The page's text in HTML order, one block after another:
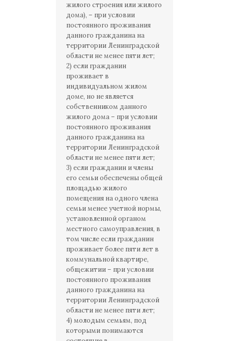
жилого строения или жилого
дома), – при условии
постоянного проживания
данного гражданина на
территории Ленинградской
области не менее пяти лет;
2) если гражданин
проживает в
индивидуальном жилом
доме, но не является
собственником данного
жилого дома – при условии
постоянного проживания
данного гражданина на
территории Ленинградской
области не менее пяти лет;
3) если гражданин и члены
его семьи обеспечены общей
площадью жилого
помещения на одного члена
семьи менее учетной нормы,
установленной органом
местного самоуправления, в
том числе если гражданин
проживает более пяти лет в
коммунальной квартире,
общежитии – при условии
постоянного проживания
данного гражданина на
территории Ленинградской
области не менее пяти лет;
4) молодым семьям, под
которыми понимаются